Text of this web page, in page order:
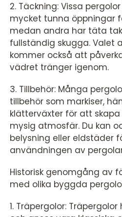
2. Täckning: Vissa
mycket tunna öppningar
medan andra har täta
fullständig skugga. Valet
kommer också att
vädret tränger igenom.
3. Tillbehör: Många
tillbehör som markiser,
klätterväxter för att
mysig atmosfär. Du kan
belysning eller eldstäder
användningen av
Historisk genomgång av
med olika byggda
1. Träpergolor: